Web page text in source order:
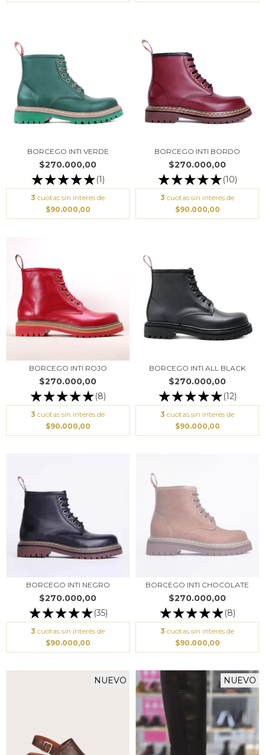
BORCEGO INTI VERDE
$270.000,00
(1)
3 cuotas sin interés de
$90.000,00
BORCEGO INTI BORDO
$270.000,00
(10)
3 cuotas sin interés de
$90.000,00
BORCEGO INTI ROJO
$270.000,00
(8)
3 cuotas sin interés de
$90.000,00
BORCEGO INTI ALL BLACK
$270.000,00
(12)
3 cuotas sin interés de
$90.000,00
BORCEGO INTI NEGRO
$270.000,00
(35)
3 cuotas sin interés de
$90.000,00
BORCEGO INTI CHOCOLATE
$270.000,00
(8)
3 cuotas sin interés de
$90.000,00
NUEVO NUEVO